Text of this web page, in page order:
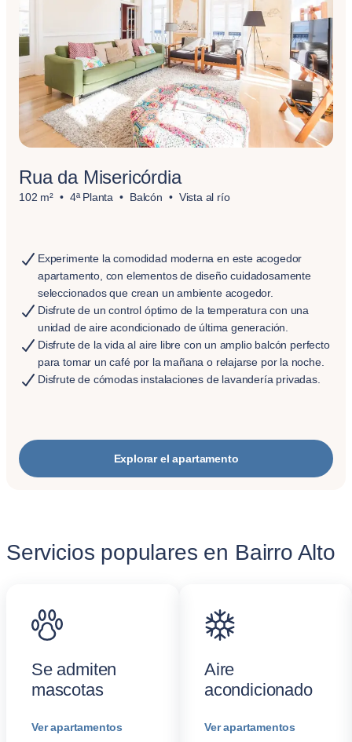
Rua da Misericórdia
102 m² 4ª Planta Balcón Vista al río
Experimente la comodidad moderna en este acogedor
apartamento, con elementos de diseño cuidadosamente
seleccionados que crean un ambiente acogedor.
Disfrute de un control óptimo de la temperatura con una
unidad de aire acondicionado de última generación.
Disfrute de la vida al aire libre con un amplio balcón perfecto
para tomar un café por la mañana o relajarse por la noche.
Disfrute de cómodas instalaciones de lavandería privadas.
Explorar el apartamento
Servicios populares en Bairro Alto
Se admiten
mascotas
Ver apartamentos
Aire
acondicionado
Ver apartamentos